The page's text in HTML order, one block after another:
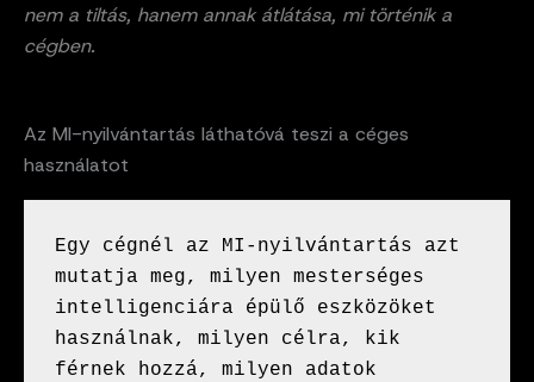
nem a tiltás, hanem annak átlátása, mi történik a
cégben.
Az MI-nyilvántartás láthatóvá teszi a céges
használatot
Egy cégnél az MI-nyilvántartás azt
mutatja meg, milyen mesterséges
intelligenciára épülő eszközöket
használnak, milyen célra, kik
férnek hozzá, milyen adatok